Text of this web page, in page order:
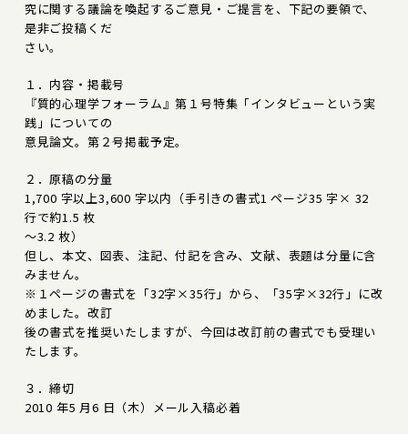
究に関する議論を喚起するご意見・ご提言を、下記の要領で、
是非ご投稿くだ
さい。
１．内容・掲載号
『質的心理学フォーラム』第１号特集「インタビューという実
践」についての
意見論文。第２号掲載予定。
２．原稿の分量
1,700 字以上3,600 字以内（手引きの書式1 ページ35 字× 32
行で約1.5 枚
～3.2 枚）
但し、本文、図表、注記、付記を含み、文献、表題は分量に含
みません。
※１ページの書式を「32字×35行」から、「35字×32行」に改
めました。改訂
後の書式を推奨いたしますが、今回は改訂前の書式でも受理い
たします。
３．締切
2010 年5 月6 日（木）メール入稿必着